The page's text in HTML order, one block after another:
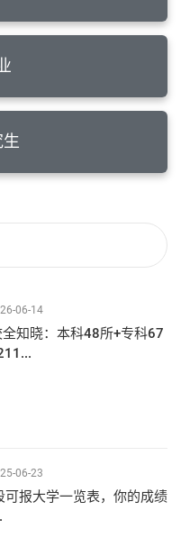
06-14
知晓：本科48所+专科67
06-23
可报大学一览表，你的成绩